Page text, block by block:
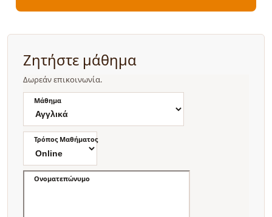
Ζητήστε μάθημα
Δωρεάν επικοινωνία.
Μάθημα
Τρόπος Μαθήματος
Ονοματεπώνυμο